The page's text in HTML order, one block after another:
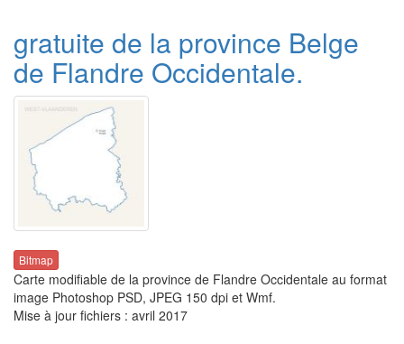
gratuite de la province Belge
de Flandre Occidentale.
Bitmap
Carte modifiable de la province de Flandre Occidentale au format
image Photoshop PSD, JPEG 150 dpi et Wmf.
Mise à jour fichiers : avril 2017